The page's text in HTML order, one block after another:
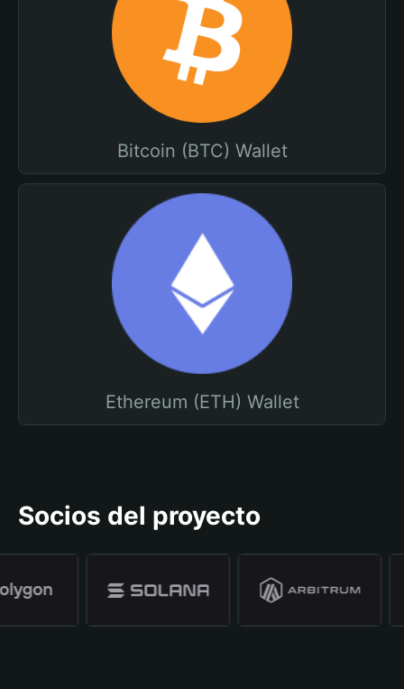
Bitcoin (BTC) Wallet
Ethereum (ETH) Wallet
Socios del proyecto